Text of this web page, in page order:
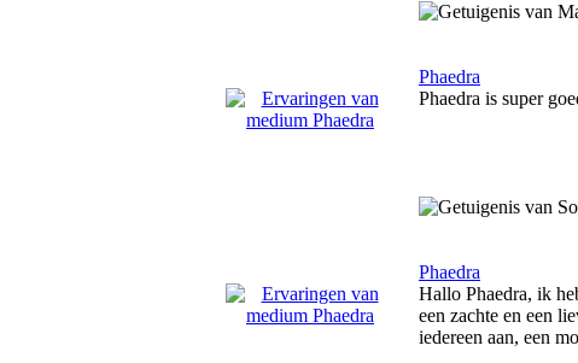
Phaedra
Phaedra is super
Phaedra
Hallo Phaedra, ik
een zachte en een
iedereen aan, een